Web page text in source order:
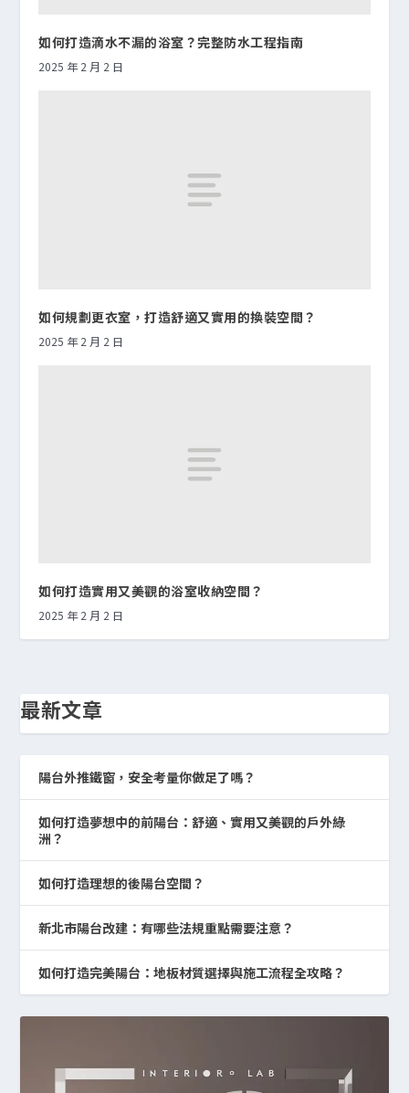
如何打造滴水不漏的浴室？完整防水工程指南
2025 年 2 月 2 日
如何規劃更衣室，打造舒適又實用的換裝空間？
2025 年 2 月 2 日
如何打造實用又美觀的浴室收納空間？
2025 年 2 月 2 日
最新文章
陽台外推鐵窗，安全考量你做足了嗎？
如何打造夢想中的前陽台：舒適、實用又美觀的戶外綠
洲？
如何打造理想的後陽台空間？
新北市陽台改建：有哪些法規重點需要注意？
如何打造完美陽台：地板材質選擇與施工流程全攻略？